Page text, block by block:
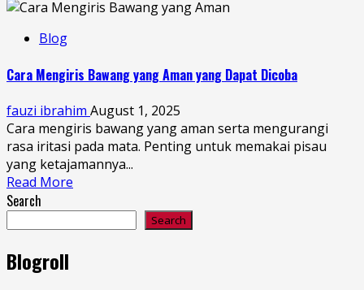
Blog
Cara Mengiris Bawang yang Aman yang Dapat Dicoba
fauzi ibrahim August 1, 2025
Cara mengiris bawang yang aman serta mengurangi
rasa iritasi pada mata. Penting untuk memakai pisau
yang ketajamannya...
Read More
Search
Search
Blogroll